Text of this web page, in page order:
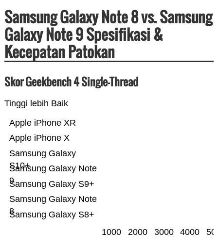
Samsung Galaxy Note 8 vs. Samsung
Galaxy Note 9 Spesifikasi &
Kecepatan Patokan
Skor Geekbench 4 Single-Thread
Tinggi lebih Baik
Samsung Galaxy S8+
Samsung Galaxy Note
8
Samsung Galaxy S9+
Samsung Galaxy Note
9
Samsung Galaxy
S10+
Apple iPhone X
Apple iPhone XR
1000 2000 3000 4000